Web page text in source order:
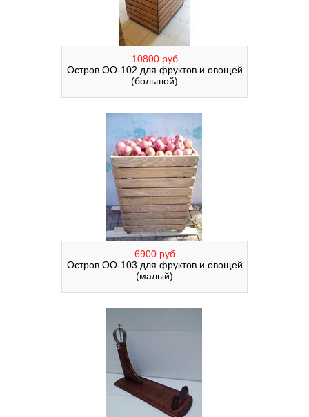
10800 руб
Остров ОО-102 для фруктов и овощей
(большой)
6900 руб
Остров ОО-103 для фруктов и овощей
(малый)